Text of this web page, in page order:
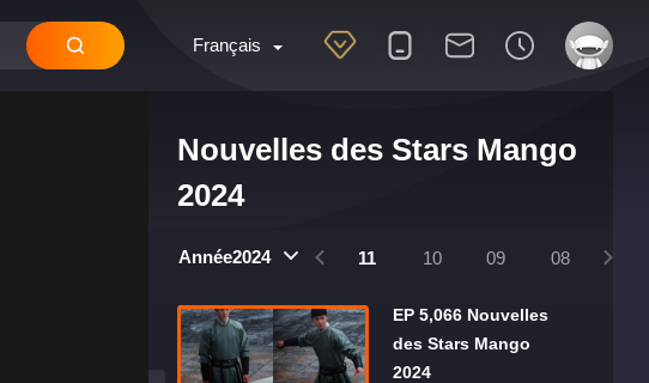
Français
Nouvelles des Stars Mango
2024
Année2024
01 12 11 10 09 08
EP 5,066 Nouvelles
des Stars Mango
2024